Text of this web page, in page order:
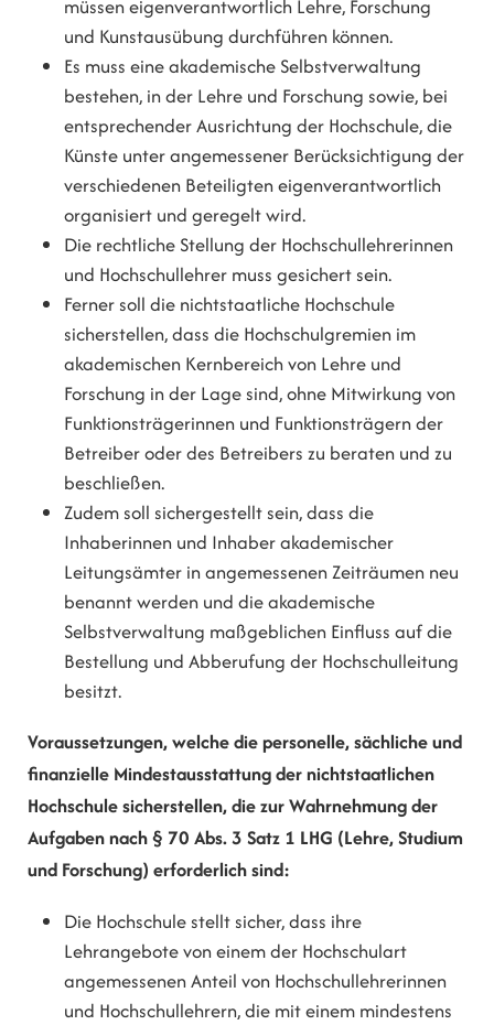
müssen eigenverantwortlich Lehre, Forschung
und Kunstausübung durchführen können.
Es muss eine akademische Selbstverwaltung
bestehen, in der Lehre und Forschung sowie, bei
entsprechender Ausrichtung der Hochschule, die
Künste unter angemessener Berücksichtigung der
verschiedenen Beteiligten eigenverantwortlich
organisiert und geregelt wird.
Die rechtliche Stellung der Hochschullehrerinnen
und Hochschullehrer muss gesichert sein.
Ferner soll die nichtstaatliche Hochschule
sicherstellen, dass die Hochschulgremien im
akademischen Kernbereich von Lehre und
Forschung in der Lage sind, ohne Mitwirkung von
Funktionsträgerinnen und Funktionsträgern der
Betreiber oder des Betreibers zu beraten und zu
beschließen.
Zudem soll sichergestellt sein, dass die
Inhaberinnen und Inhaber akademischer
Leitungsämter in angemessenen Zeiträumen neu
benannt werden und die akademische
Selbstverwaltung maßgeblichen Einfluss auf die
Bestellung und Abberufung der Hochschulleitung
besitzt.
Voraussetzungen, welche die personelle, sächliche und
finanzielle Mindestausstattung der nichtstaatlichen
Hochschule sicherstellen, die zur Wahrnehmung der
Aufgaben nach § 70 Abs. 3 Satz 1 LHG (Lehre, Studium
und Forschung) erforderlich sind:
Die Hochschule stellt sicher, dass ihre
Lehrangebote von einem der Hochschulart
angemessenen Anteil von Hochschullehrerinnen
und Hochschullehrern, die mit einem mindestens